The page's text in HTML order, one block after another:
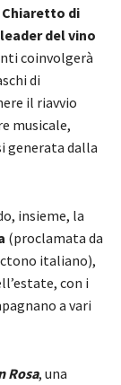
Chiaretto di
del vino
coinvolgerà
di
il riavvio
musicale,
generata dalla
insieme, la
(proclamata da
italiano),
con i
a vari
Rosa, una